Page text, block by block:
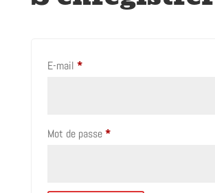
E-mail *Obligatoire
Mot de passe *Obligatoire